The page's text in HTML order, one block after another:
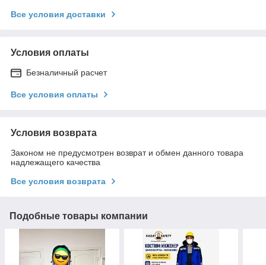
Все условия доставки
Условия оплаты
Безналичный расчет
Все условия оплаты
Условия возврата
Законом не предусмотрен возврат и обмен данного товара
надлежащего качества
Все условия возврата
Подобные товары компании